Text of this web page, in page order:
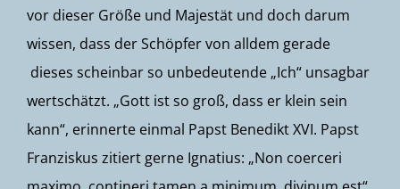
vor dieser Größe und Majestät und doch darum
wissen, dass der Schöpfer von alldem gerade
dieses scheinbar so unbedeutende „Ich“ unsagbar
wertschätzt. „Gott ist so groß, dass er klein sein
kann“, erinnerte einmal Papst Benedikt XVI. Papst
Franziskus zitiert gerne Ignatius: „Non coerceri